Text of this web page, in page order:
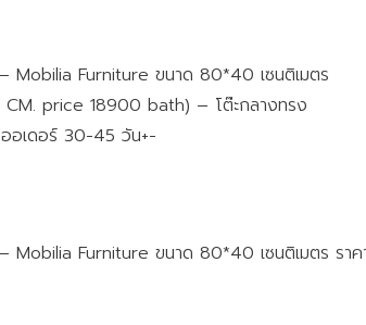
Mobilia Furniture ขนาด 80*40 เซนติเมตร
price 18900 bath) – โต๊ะกลางทรง
อเดอร์ 30-45 วัน+-
Mobilia Furniture ขนาด 80*40 เซนติเมตร